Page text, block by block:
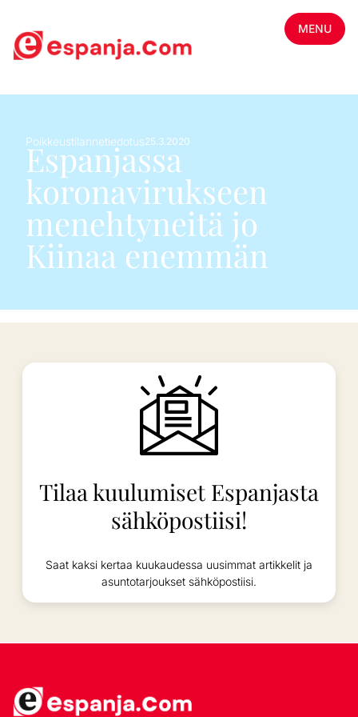
MENU
Poikkeustilannetiedotus25.3.2020
Espanjassa
koronavirukseen
menehtyneitä jo
Kiinaa enemmän
Tilaa kuulumiset Espanjasta
sähköpostiisi!
Saat kaksi kertaa kuukaudessa uusimmat artikkelit ja
asuntotarjoukset sähköpostiisi.